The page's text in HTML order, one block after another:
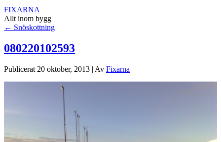
FIXARNA
Allt inom bygg
← Snöskottning
080220102593
Publicerat 20 oktober, 2013 | Av Fixarna